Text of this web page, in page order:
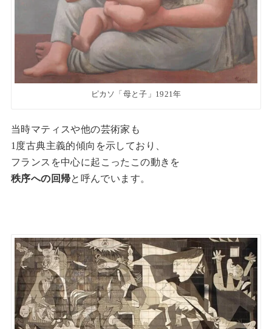
ピカソ「母と子」1921年
当時マティスや他の芸術家も
1度古典主義的傾向を示しており、
フランスを中心に起こったこの動きを
秩序への回帰と呼んでいます。